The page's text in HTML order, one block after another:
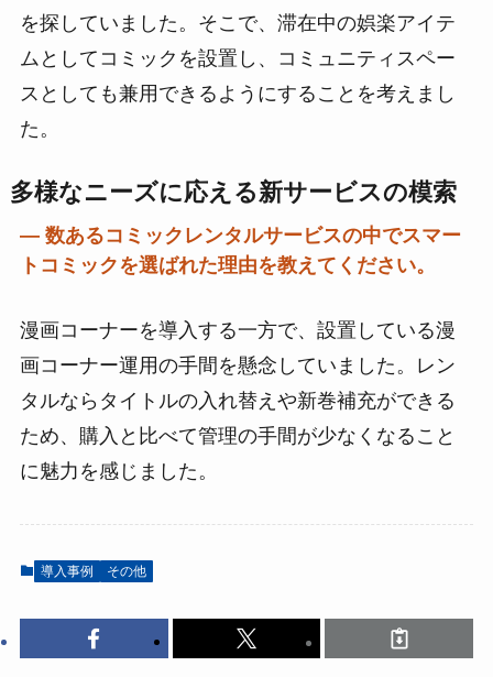
を探していました。そこで、滞在中の娯楽アイテ
ムとしてコミックを設置し、コミュニティスペー
スとしても兼用できるようにすることを考えまし
た。
多様なニーズに応える新サービスの模索
― 数あるコミックレンタルサービスの中でスマー
トコミックを選ばれた理由を教えてください。
漫画コーナーを導入する一方で、設置している漫
画コーナー運用の手間を懸念していました。レン
タルならタイトルの入れ替えや新巻補充ができる
ため、購入と比べて管理の手間が少なくなること
に魅力を感じました。
導入事例 その他